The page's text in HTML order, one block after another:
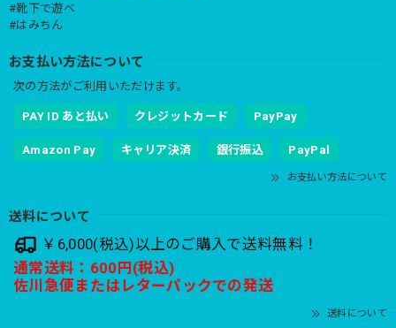
#靴下で遊べ
#はみちん
お支払い方法について
次の方法がご利用いただけます。
PAY ID あと払い クレジットカード PayPay
Amazon Pay キャリア決済 銀行振込 PayPal
お支払い方法について
送料について
￥6,000(税込)以上のご購入で送料無料！
通常送料：600円(税込)
佐川急便またはレターパックでの発送
送料について